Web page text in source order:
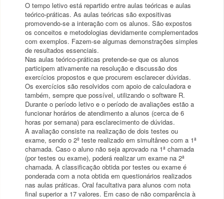
O tempo letivo está repartido entre aulas teóricas e aulas
teórico-práticas. As aulas teóricas são expositivas
promovendo-se a interação com os alunos. São expostos
os conceitos e metodologias devidamente complementados
com exemplos. Fazem-se algumas demonstrações simples
de resultados essenciais.
Nas aulas teórico-práticas pretende-se que os alunos
participem ativamente na resolução e discussão dos
exercícios propostos e que procurem esclarecer dúvidas.
Os exercícios são resolvidos com apoio de calculadora e
também, sempre que possível, utilizando o software R.
Durante o período letivo e o período de avaliações estão a
funcionar horários de atendimento a alunos (cerca de 6
horas por semana) para esclarecimento de dúvidas.
A avaliação consiste na realização de dois testes ou
exame, sendo o 2º teste realizado em simultâneo com a 1ª
chamada. Caso o aluno não seja aprovado na 1ª chamada
(por testes ou exame), poderá realizar um exame na 2ª
chamada. A classificação obtida por testes ou exame é
ponderada com a nota obtida em questionários realizados
nas aulas práticas. Oral facultativa para alunos com nota
final superior a 17 valores. Em caso de não comparência à